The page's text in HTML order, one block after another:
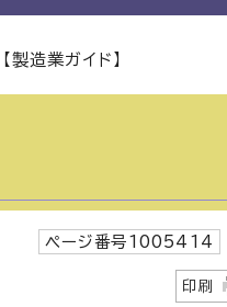
造業ガイド】
ページ番号1005414
印刷